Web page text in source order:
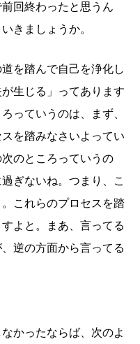
回終わったと思うん
きましょうか。
を踏んで自己を浄化し
生じる」ってあります
っていうのは、まず、
を踏みなさいよってい
のところっていうの
ぎないね。つまり、こ
これらのプロセスを踏
よと。まあ、言ってる
逆の方面から言ってる
かったならば、次のよ